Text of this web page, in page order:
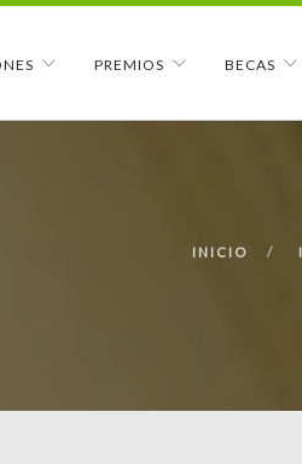
PREMIOS BECAS
INICIO